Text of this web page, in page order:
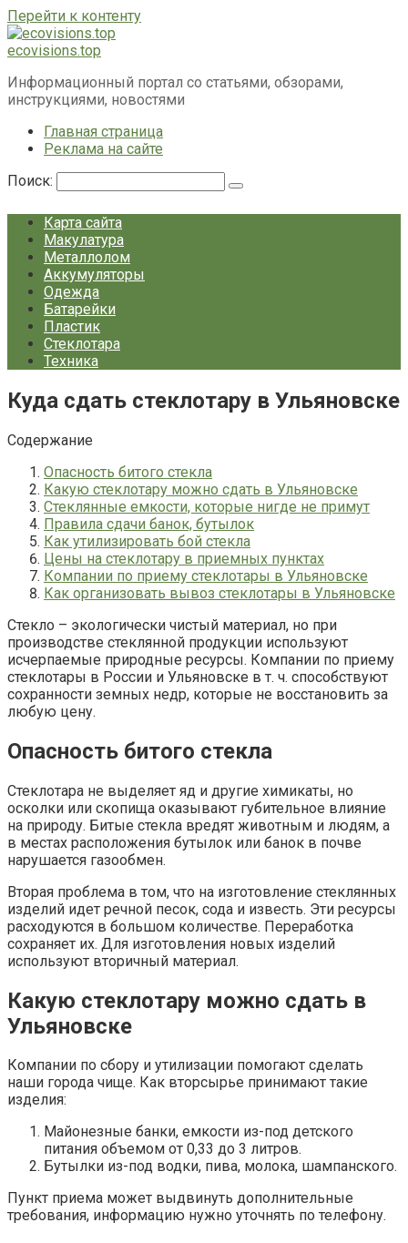
Перейти к контенту
ecovisions.top
Информационный портал со статьями, обзорами,
инструкциями, новостями
Главная страница
Реклама на сайте
Поиск:
Карта сайта
Макулатура
Металлолом
Аккумуляторы
Одежда
Батарейки
Пластик
Стеклотара
Техника
Куда сдать стеклотару в Ульяновске
Содержание
Опасность битого стекла
Какую стеклотару можно сдать в Ульяновске
Стеклянные емкости, которые нигде не примут
Правила сдачи банок, бутылок
Как утилизировать бой стекла
Цены на стеклотару в приемных пунктах
Компании по приему стеклотары в Ульяновске
Как организовать вывоз стеклотары в Ульяновске
Стекло – экологически чистый материал, но при
производстве стеклянной продукции используют
исчерпаемые природные ресурсы. Компании по приему
стеклотары в России и Ульяновске в т. ч. способствуют
сохранности земных недр, которые не восстановить за
любую цену.
Опасность битого стекла
Стеклотара не выделяет яд и другие химикаты, но
осколки или скопища оказывают губительное влияние
на природу. Битые стекла вредят животным и людям, а
в местах расположения бутылок или банок в почве
нарушается газообмен.
Вторая проблема в том, что на изготовление стеклянных
изделий идет речной песок, сода и известь. Эти ресурсы
расходуются в большом количестве. Переработка
сохраняет их. Для изготовления новых изделий
используют вторичный материал.
Какую стеклотару можно сдать в
Ульяновске
Компании по сбору и утилизации помогают сделать
наши города чище. Как вторсырье принимают такие
изделия:
Майонезные банки, емкости из-под детского
питания объемом от 0,33 до 3 литров.
Бутылки из-под водки, пива, молока, шампанского.
Пункт приема может выдвинуть дополнительные
требования, информацию нужно уточнять по телефону.